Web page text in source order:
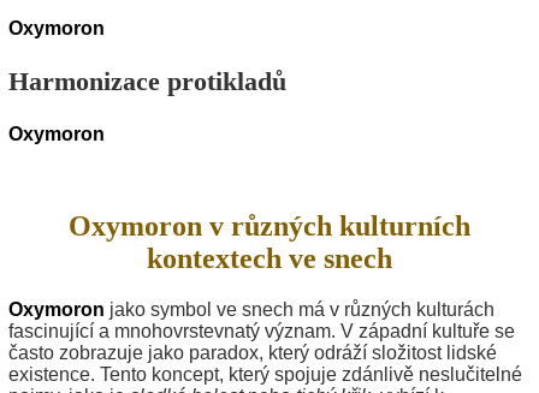
Oxymoron
Harmonizace protikladů
Oxymoron
Oxymoron v různých kulturních
kontextech ve snech
Oxymoron jako symbol ve snech má v různých kulturách
fascinující a mnohovrstevnatý význam. V západní kultuře se
často zobrazuje jako paradox, který odráží složitost lidské
existence. Tento koncept, který spojuje zdánlivě neslučitelné